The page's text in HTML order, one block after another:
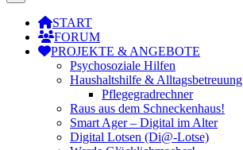
START
FORUM
PROJEKTE & ANGEBOTE
Psychosoziale Hilfen
Haushaltshilfe & Alltagsbetreuung
Pflegegradrechner
Raus aus dem Schneckenhaus!
Smart Ager – Digital im Alter
Digital Lotsen (Di@-Lotse)